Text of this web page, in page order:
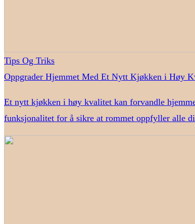
Tips Og Triks
Oppgrader Hjemmet Med Et Nytt Kjøkken i Høy
Et nytt kjøkken i høy kvalitet kan forvandle
funksjonalitet for å sikre at rommet oppfyller alle